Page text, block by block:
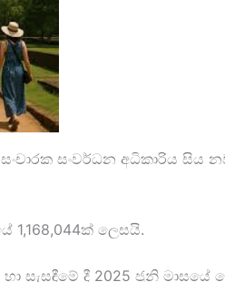
සංචාරක සංවර්ධන අධිකාරිය සිය
1,168,044ක් ලෙසයි.
සැසඳීමේ දී 2025 ජුනි මාසයේ